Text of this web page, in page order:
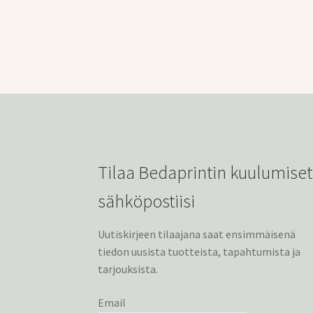
Tilaa Bedaprintin kuulumiset
sähköpostiisi
Uutiskirjeen tilaajana saat ensimmäisenä
tiedon uusista tuotteista, tapahtumista ja
tarjouksista.
Email